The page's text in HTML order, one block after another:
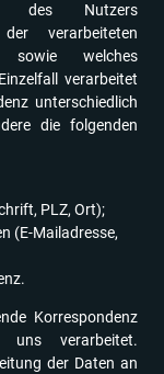
des Nutzers
verarbeiteten
sowie welches
verarbeitet
unterschiedlich
die folgenden
PLZ, Ort);
(E-Mailadresse,
Korrespondenz
uns verarbeitet.
der Daten an